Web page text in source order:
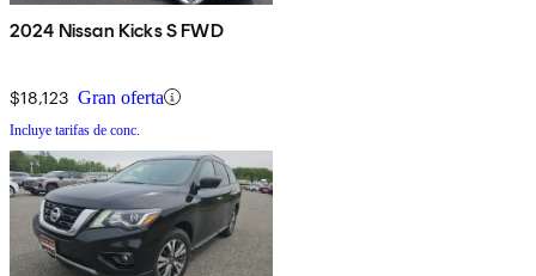
2024 Nissan Kicks S FWD
$18,123 Gran oferta
Incluye tarifas de conc.